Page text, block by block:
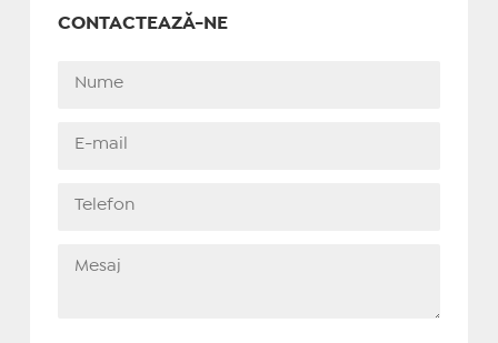
CONTACTEAZĂ-NE